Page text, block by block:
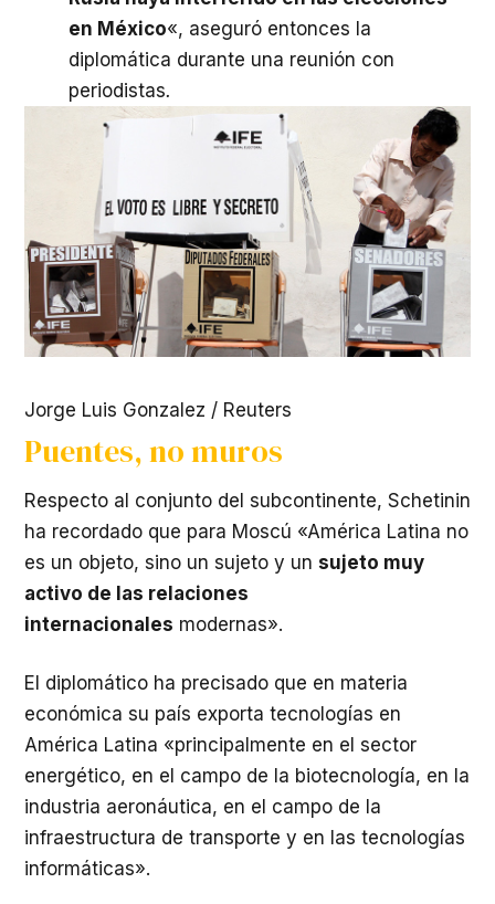
en México«, aseguró entonces la
diplomática durante una reunión con
periodistas.
Jorge Luis Gonzalez / Reuters
Puentes, no muros
Respecto al conjunto del subcontinente, Schetinin
ha recordado que para Moscú «América Latina no
es un objeto, sino un sujeto y un sujeto muy
activo de las relaciones
internacionales modernas».
El diplomático ha precisado que en materia
económica su país exporta tecnologías en
América Latina «principalmente en el sector
energético, en el campo de la biotecnología, en la
industria aeronáutica, en el campo de la
infraestructura de transporte y en las tecnologías
informáticas».